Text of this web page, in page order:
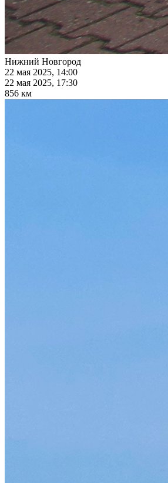
Нижний Новгород
22 мая 2025, 14:00
22 мая 2025, 17:30
856 км